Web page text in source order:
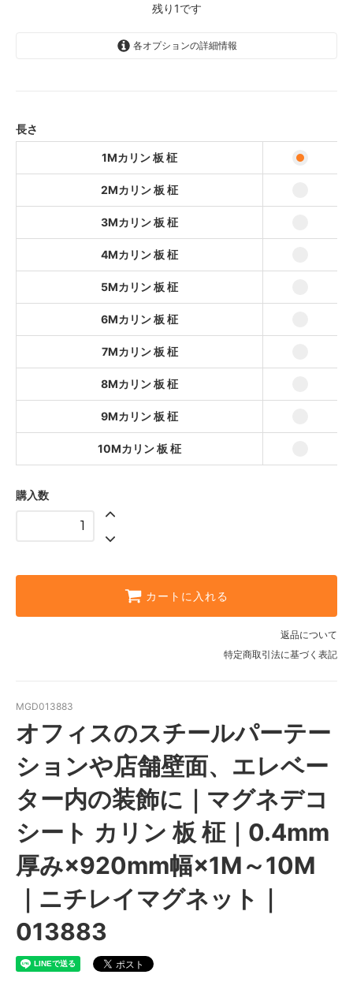
残り1です
各オプションの詳細情報
37,176円(本体33,797円、税3,379
4,490円)
7Mカリン 板 柾
98,287円(本体89,352円、税8,935
長さ
1Mカリン 板 柾
2Mカリン 板 柾
3Mカリン 板 柾
4Mカリン 板 柾
5Mカリン 板 柾
6Mカリン 板 柾
7Mカリン 板 柾
8Mカリン 板 柾
9Mカリン 板 柾
10Mカリン 板 柾
購入数
カートに入れる
返品について
特定商取引法に基づく表記
MGD013883
オフィスのスチールパーテー
ションや店舗壁面、エレベー
ター内の装飾に｜マグネデコ
シート カリン 板 柾｜0.4mm
厚み×920mm幅×1M～10M
｜ニチレイマグネット｜
013883